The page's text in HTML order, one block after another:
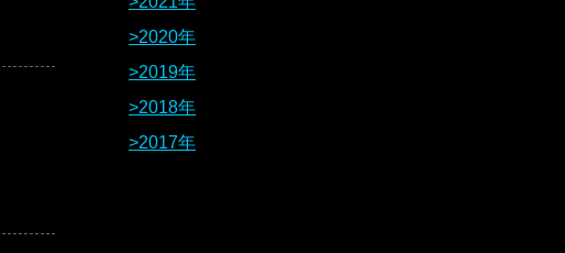
2020年
2019年
2018年
2017年